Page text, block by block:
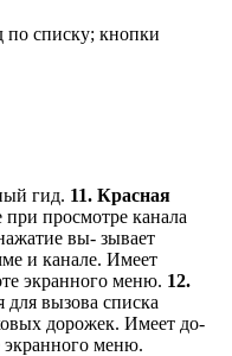
по списку; кнопки
гид. 11. Красная
просмотре канала
вы- зывает
и канале. Имеет
экранного меню. 12.
для вызова списка
дорожек. Имеет до-
меню.